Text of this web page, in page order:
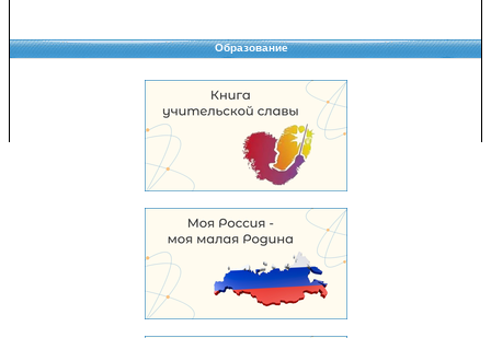
Образование
Copyright © 2008-2026 Управление образования
Перепечатка и использование материалов возможны только с разрешения
Управления образования.
103,956,381 уникальных посетителей